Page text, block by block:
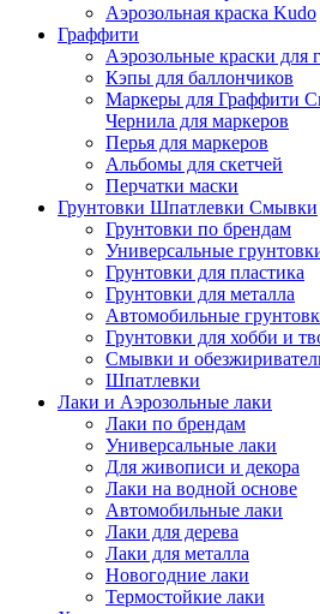
Аэрозольная краска Kudo
Граффити
Аэрозольные краски для
Кэпы для баллончиков
Маркеры для Граффити
Чернила для маркеров
Перья для маркеров
Альбомы для скетчей
Перчатки маски
Грунтовки Шпатлевки Смывки
Грунтовки по брендам
Универсальные
Грунтовки для пластика
Грунтовки для металла
Автомобильные
Грунтовки для хобби и
Смывки и
Шпатлевки
Лаки и Аэрозольные лаки
Лаки по брендам
Универсальные лаки
Для живописи и декора
Лаки на водной основе
Автомобильные лаки
Лаки для дерева
Лаки для металла
Новогодние лаки
Термостойкие лаки